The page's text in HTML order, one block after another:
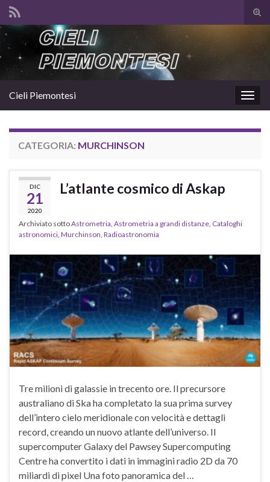
il
Search for:
la
Cieli Piemontesi
CATEGORIA: MURCHINSON
DIC
21
2020
L’atlante cosmico di Askap
Archiviato sottoAstrometria, Astrometria a grandi distanze, Cataloghi
astronomici, Murchinson, Radioastronomia
Tre milioni di galassie in trecento ore. Il precursore
australiano di Ska ha completato la sua prima survey
dell’intero cielo meridionale con velocità e dettagli
record, creando un nuovo atlante dell’universo. Il
supercomputer Galaxy del Pawsey Supercomputing
Centre ha convertito i dati in immagini radio 2D da 70
miliardi di pixel Una foto panoramica del …